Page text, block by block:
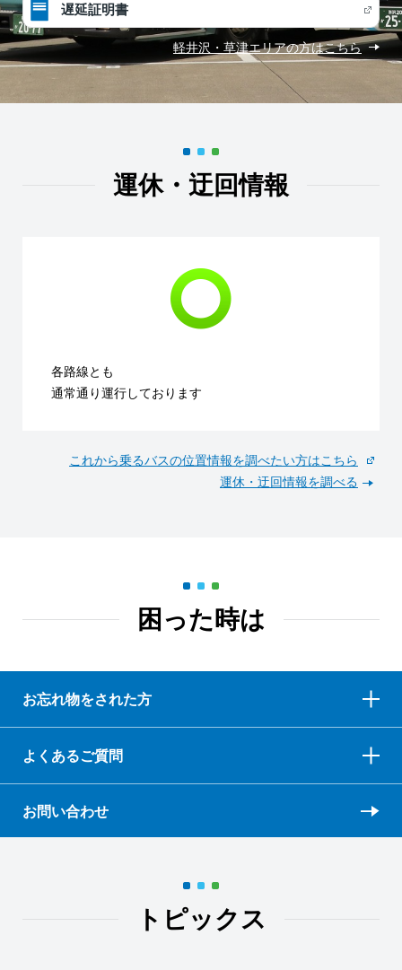
遅延証明書
軽井沢・草津エリアの方はこちら
運休・迂回情報
各路線とも
通常通り運行しております
これから乗るバスの位置情報を調べたい方はこちら
運休・迂回情報を調べる
困った時は
お忘れ物をされた方
よくあるご質問
お問い合わせ
トピックス